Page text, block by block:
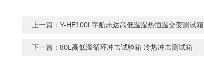
上一篇：Y-HE100L宇航志达高低温湿热恒温交变测试箱
下一篇：80L高低温循环冲击试验箱 冷热冲击测试箱